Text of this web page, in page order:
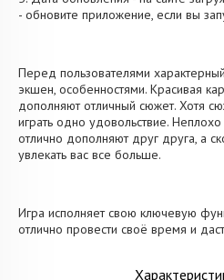
- обновите приложение, если вы
Перед пользователями
экшен, особенностями. Красивая
дополняют отличный сюжет. Хотя
играть одно удовольствие.
отлично дополняют друг друга, а
увлекать вас все больше.
Игра исполняет свою ключевую
отлично провести своё время и